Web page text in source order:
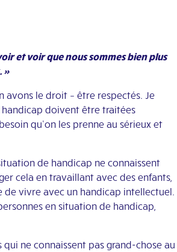
et voir que nous sommes bien plus
»
avons le droit – être respectés. Je
handicap doivent être traitées
qu’on les prenne au sérieux et
de handicap ne connaissent
cela en travaillant avec des enfants,
de vivre avec un handicap intellectuel.
en situation de handicap,
ne connaissent pas grand-chose au